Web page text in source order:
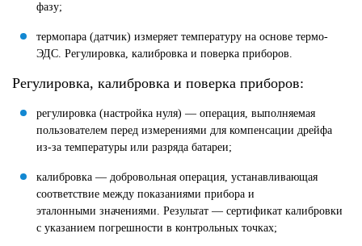
фазу;
термопара (датчик) измеряет температуру на основе термо-
ЭДС. Регулировка, калибровка и поверка приборов.
Регулировка, калибровка и поверка приборов:
регулировка (настройка нуля) — операция, выполняемая
пользователем перед измерениями для компенсации дрейфа
из-за температуры или разряда батареи;
калибровка — добровольная операция, устанавливающая
соответствие между показаниями прибора и
эталонными значениями. Результат — сертификат калибровки
с указанием погрешности в контрольных точках;